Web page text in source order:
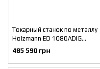
Токарный станок по металлу
Holzmann ED 1080ADIG
(ED1080ADIG_400V)
485 590 грн